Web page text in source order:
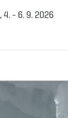
, 4. - 6. 9. 2026